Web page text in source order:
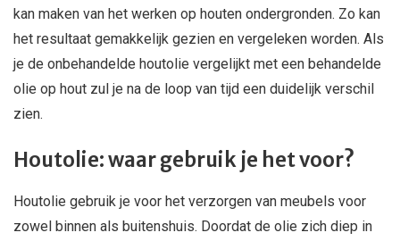
kan maken van het werken op houten ondergronden. Zo kan
het resultaat gemakkelijk gezien en vergeleken worden. Als
je de onbehandelde houtolie vergelijkt met een behandelde
olie op hout zul je na de loop van tijd een duidelijk verschil
zien.
Houtolie: waar gebruik je het voor?
Houtolie gebruik je voor het verzorgen van meubels voor
zowel binnen als buitenshuis. Doordat de olie zich diep in